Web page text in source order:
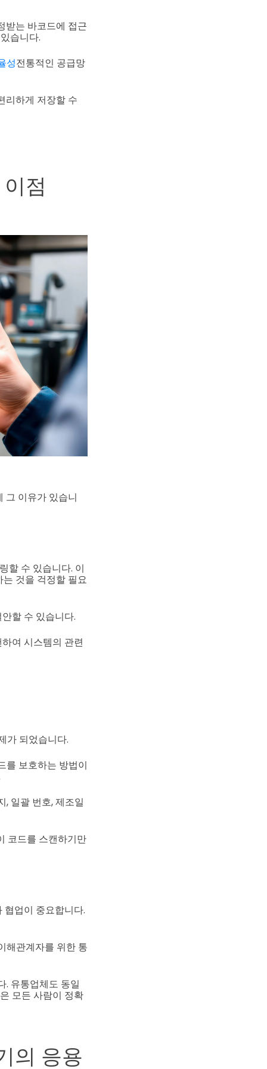
받는 바코드에 접근
습니다.
성전통적인 공급망
리하게 저장할 수
점
그 이유가 있습니
할 수 있습니다. 이
것을 걱정할 필요
할 수 있습니다.
여 시스템의 관련
가 되었습니다.
를 보호하는 방법이
, 일괄 번호, 제조일
코드를 스캔하기만
업이 중요합니다.
해관계자를 위한 통
. 유통업체도 동일
모든 사람이 정확
의 응용